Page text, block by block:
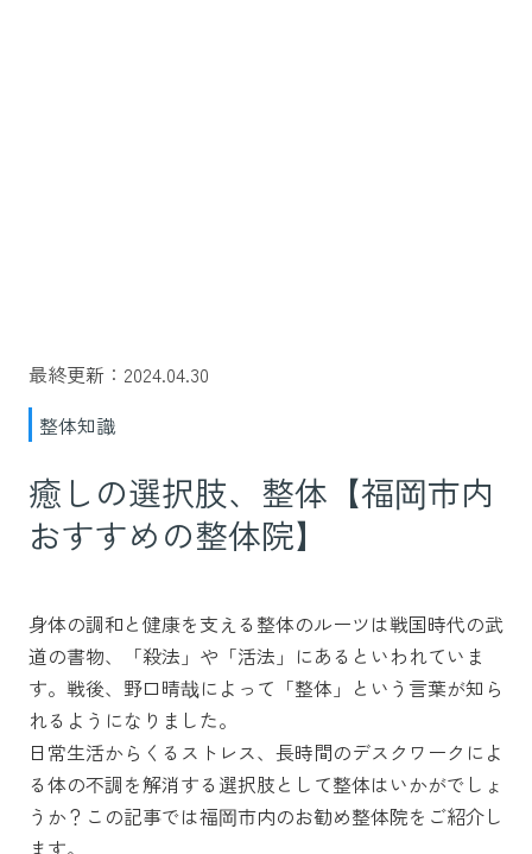
最終更新：2024.04.30
整体知識
癒しの選択肢、整体【福岡市内
おすすめの整体院】
身体の調和と健康を支える整体のルーツは戦国時代の武
道の書物、「殺法」や「活法」にあるといわれていま
す。戦後、野口晴哉によって「整体」という言葉が知ら
れるようになりました。
日常生活からくるストレス、長時間のデスクワークによ
る体の不調を解消する選択肢として整体はいかがでしょ
うか？この記事では福岡市内のお勧め整体院をご紹介し
ます。